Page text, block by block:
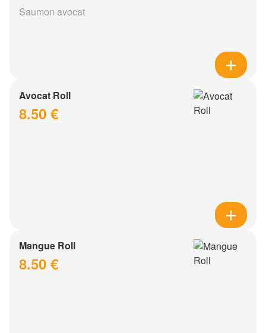
Saumon avocat
Avocat Roll
8.50 €
Mangue Roll
8.50 €